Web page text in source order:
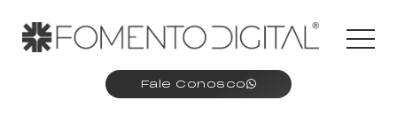
Fale Conosco